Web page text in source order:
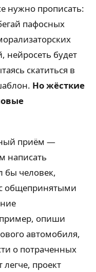
нужно прописать:
пафосных
нейросеть будет
скатиться в
Но жёсткие
приём —
написать
бы человек,
с общепринятыми
опиши
автомобиля,
о потраченных
проект